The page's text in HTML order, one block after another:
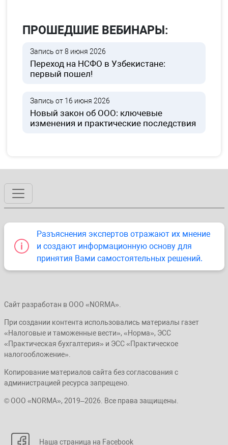
ПРОШЕДШИЕ ВЕБИНАРЫ:
Запись от 8 июня 2026
Переход на НСФО в Узбекистане:
первый пошел!
Запись от 16 июня 2026
Новый закон об ООО: ключевые
изменения и практические последствия
Разъяснения экспертов отражают их мнение
и создают информационную основу для
принятия Вами самостоятельных решений.
Сайт разработан в ООО «NORMA».
При создании контента использовались материалы газет
«Налоговые и таможенные вести», «Норма», ЭСС
«Практическая бухгалтерия» и ЭСС «Практическое
налогообложение».
Копирование материалов сайта без согласования с
администрацией ресурса запрещено.
© ООО «NORMA», 2019–2026. Все права защищены.
Наша страница на Facebook